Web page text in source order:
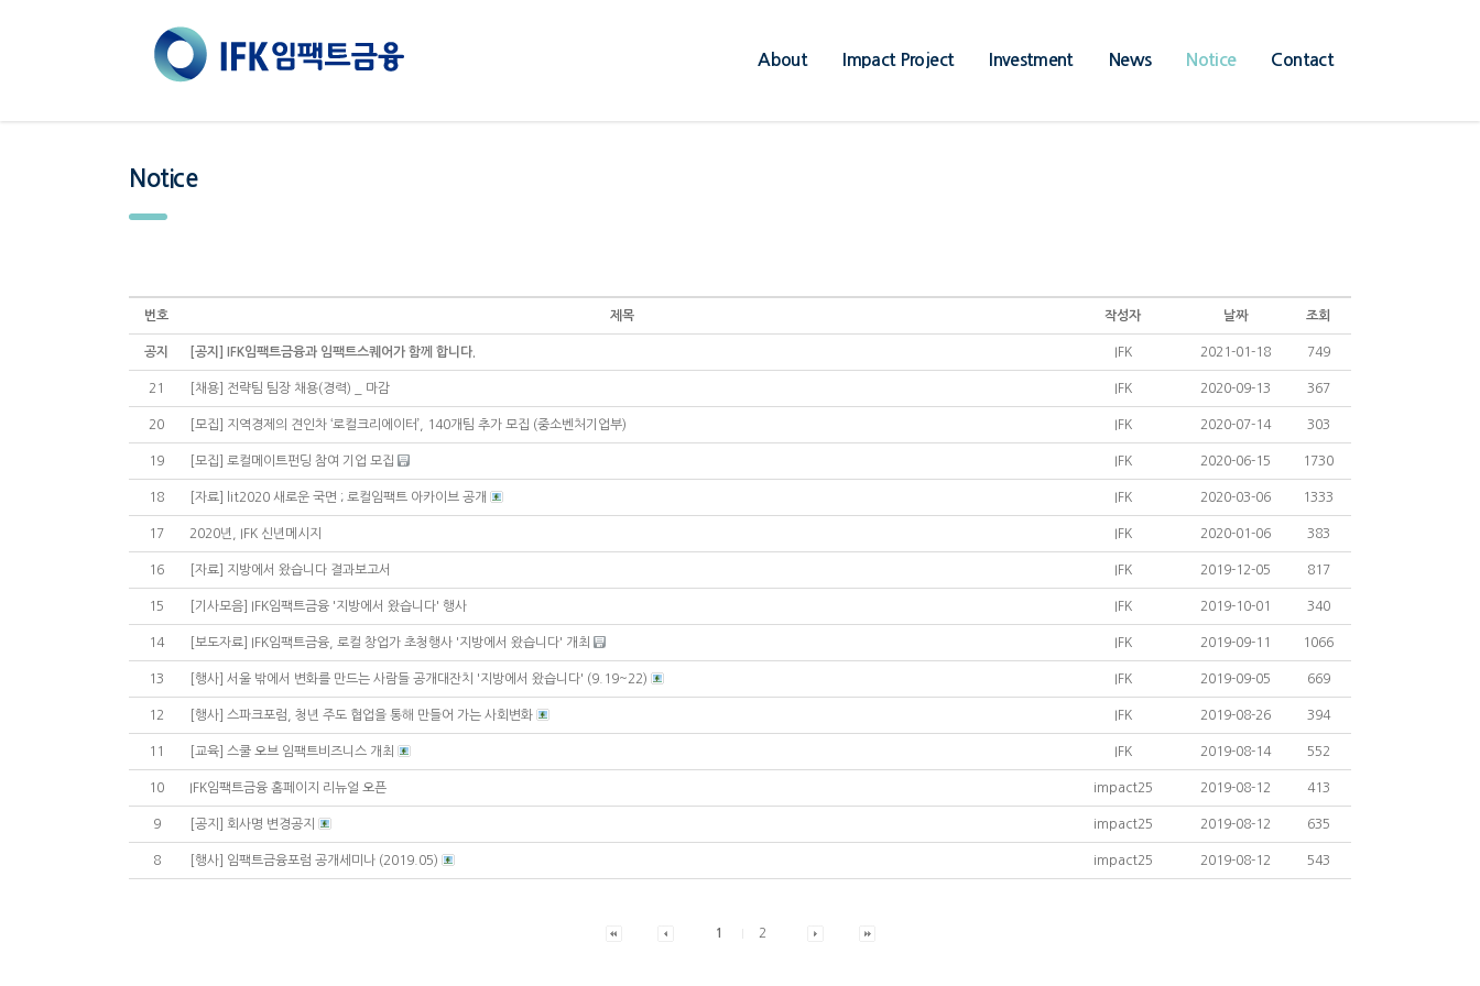
About Impact Project Investment News Notice Contact
Notice
번호 제목 작성자 날짜 조회
공지 [공지] IFK임팩트금융과 임팩트스퀘어가 함께 합니다. IFK 2021-01-18 749
21 [채용] 전략팀 팀장 채용(경력) _ 마감 IFK 2020-09-13 367
20 [모집] 지역경제의 견인차 ‘로컬크리에이터’, 140개팀 추가 모집 (중소벤처기업부) IFK 2020-07-14 303
19 [모집] 로컬메이트펀딩 참여 기업 모집 IFK 2020-06-15 1730
18 [자료] lit2020 새로운 국면 ; 로컬임팩트 아카이브 공개 IFK 2020-03-06 1333
17 2020년, IFK 신년메시지 IFK 2020-01-06 383
16 [자료] 지방에서 왔습니다 결과보고서 IFK 2019-12-05 817
15 [기사모음] IFK임팩트금융 '지방에서 왔습니다' 행사 IFK 2019-10-01 340
14 [보도자료] IFK임팩트금융, 로컬 창업가 초청행사 '지방에서 왔습니다' 개최 IFK 2019-09-11 1066
13 [행사] 서울 밖에서 변화를 만드는 사람들 공개대잔치 '지방에서 왔습니다' (9.19~22) IFK 2019-09-05 669
12 [행사] 스파크포럼, 청년 주도 협업을 통해 만들어 가는 사회변화 IFK 2019-08-26 394
11 [교육] 스쿨 오브 임팩트비즈니스 개최 IFK 2019-08-14 552
10 IFK임팩트금융 홈페이지 리뉴얼 오픈 impact25 2019-08-12 413
9 [공지] 회사명 변경공지 impact25 2019-08-12 635
8 [행사] 임팩트금융포럼 공개세미나 (2019.05) impact25 2019-08-12 543
1 2